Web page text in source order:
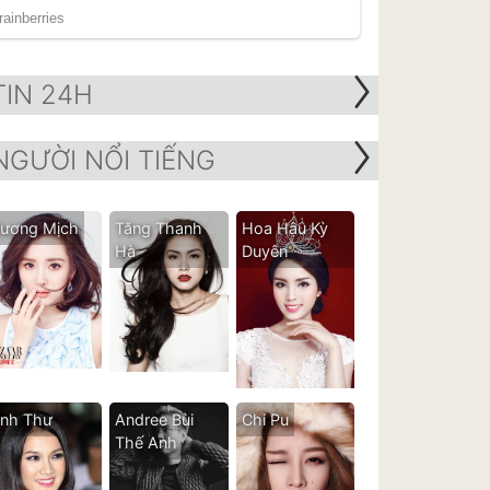
24H
NỔI TIẾNG
Mịch
Tăng Thanh
Hà
Hoa Hậu Kỳ
Duyên
Thư
Andree Bùi
Thế Anh
Chi Pu